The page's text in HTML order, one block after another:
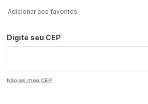
Digite seu CEP
Não sei meu CEP